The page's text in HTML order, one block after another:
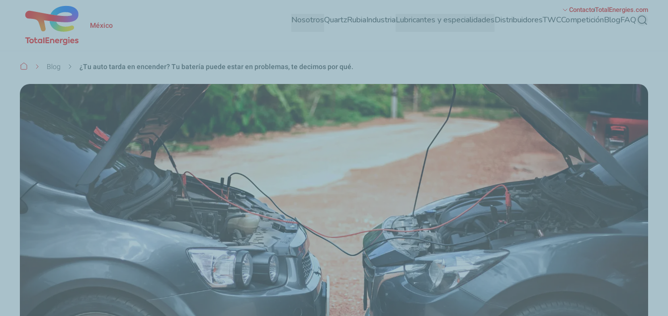
Pasar
México NosotrosQuartzRubiaIndustriaLubricantes y especialidadesDistribuidoresTWCCompeticiónBlogFAQ Buscar
ContactoTotalEnergies.com
Ruta
navegación
Blog ¿Tu auto tarda en encender? Tu batería puede estar en problemas, te decimos por qué.